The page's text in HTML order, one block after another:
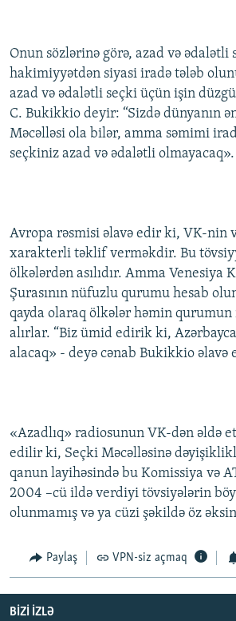
Onun sözlərinə görə, azad və ədalətli
hakimiyyətdən siyasi iradə tələb
azad və ədalətli seçki üçün işin
C. Bukikkio deyir: “Sizdə dünyanın
Məcəlləsi ola bilər, amma səmimi
seçkiniz azad və ədalətli olmayacaq».
Avropa rəsmisi əlavə edir ki, VK-nin
xarakterli təklif verməkdir. Bu
ölkələrdən asılıdır. Amma Venesiya
Şurasının nüfuzlu qurumu hesab
qayda olaraq ölkələr həmin qurumun
alırlar. “Biz ümid edirik ki,
alacaq» - deyə cənab Bukikkio əlavə
«Azadlıq» radiosunun VK-dən əldə
edilir ki, Seçki Məcəlləsinə
qanun layihəsində bu Komissiya və
2004 –cü ildə verdiyi tövsiyələrin
olunmamış və ya cüzi şəkildə öz
Paylaş VPN-siz açmaq
BIZI IZLƏ